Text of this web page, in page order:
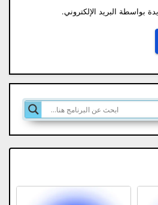
بواسطة البريد الإلكتروني.